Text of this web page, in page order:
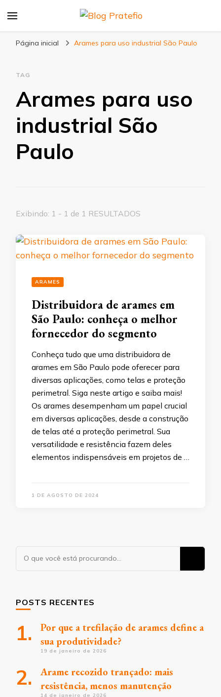
Página inicial Arames para uso industrial São Paulo
TAG
Arames para uso
industrial São
Paulo
Exibindo: 1 - 1 de 1 RESULTADOS
ARAMES
Distribuidora de arames em
São Paulo: conheça o melhor
fornecedor do segmento
Conheça tudo que uma distribuidora de
arames em São Paulo pode oferecer para
diversas aplicações, como telas e proteção
perimetral. Siga neste artigo e saiba mais!
Os arames desempenham um papel crucial
em diversas aplicações, desde a construção
de telas até a proteção perimetral. Sua
versatilidade e resistência fazem deles
elementos indispensáveis em projetos de …
1 DE AGOSTO DE 2024
Procurando
algo?
POSTS RECENTES
Por que a trefilação de arames define a
sua produtividade?
19 de janeiro de 2026
Arame recozido trançado: mais
resistência, menos manutenção
14 de janeiro de 2026